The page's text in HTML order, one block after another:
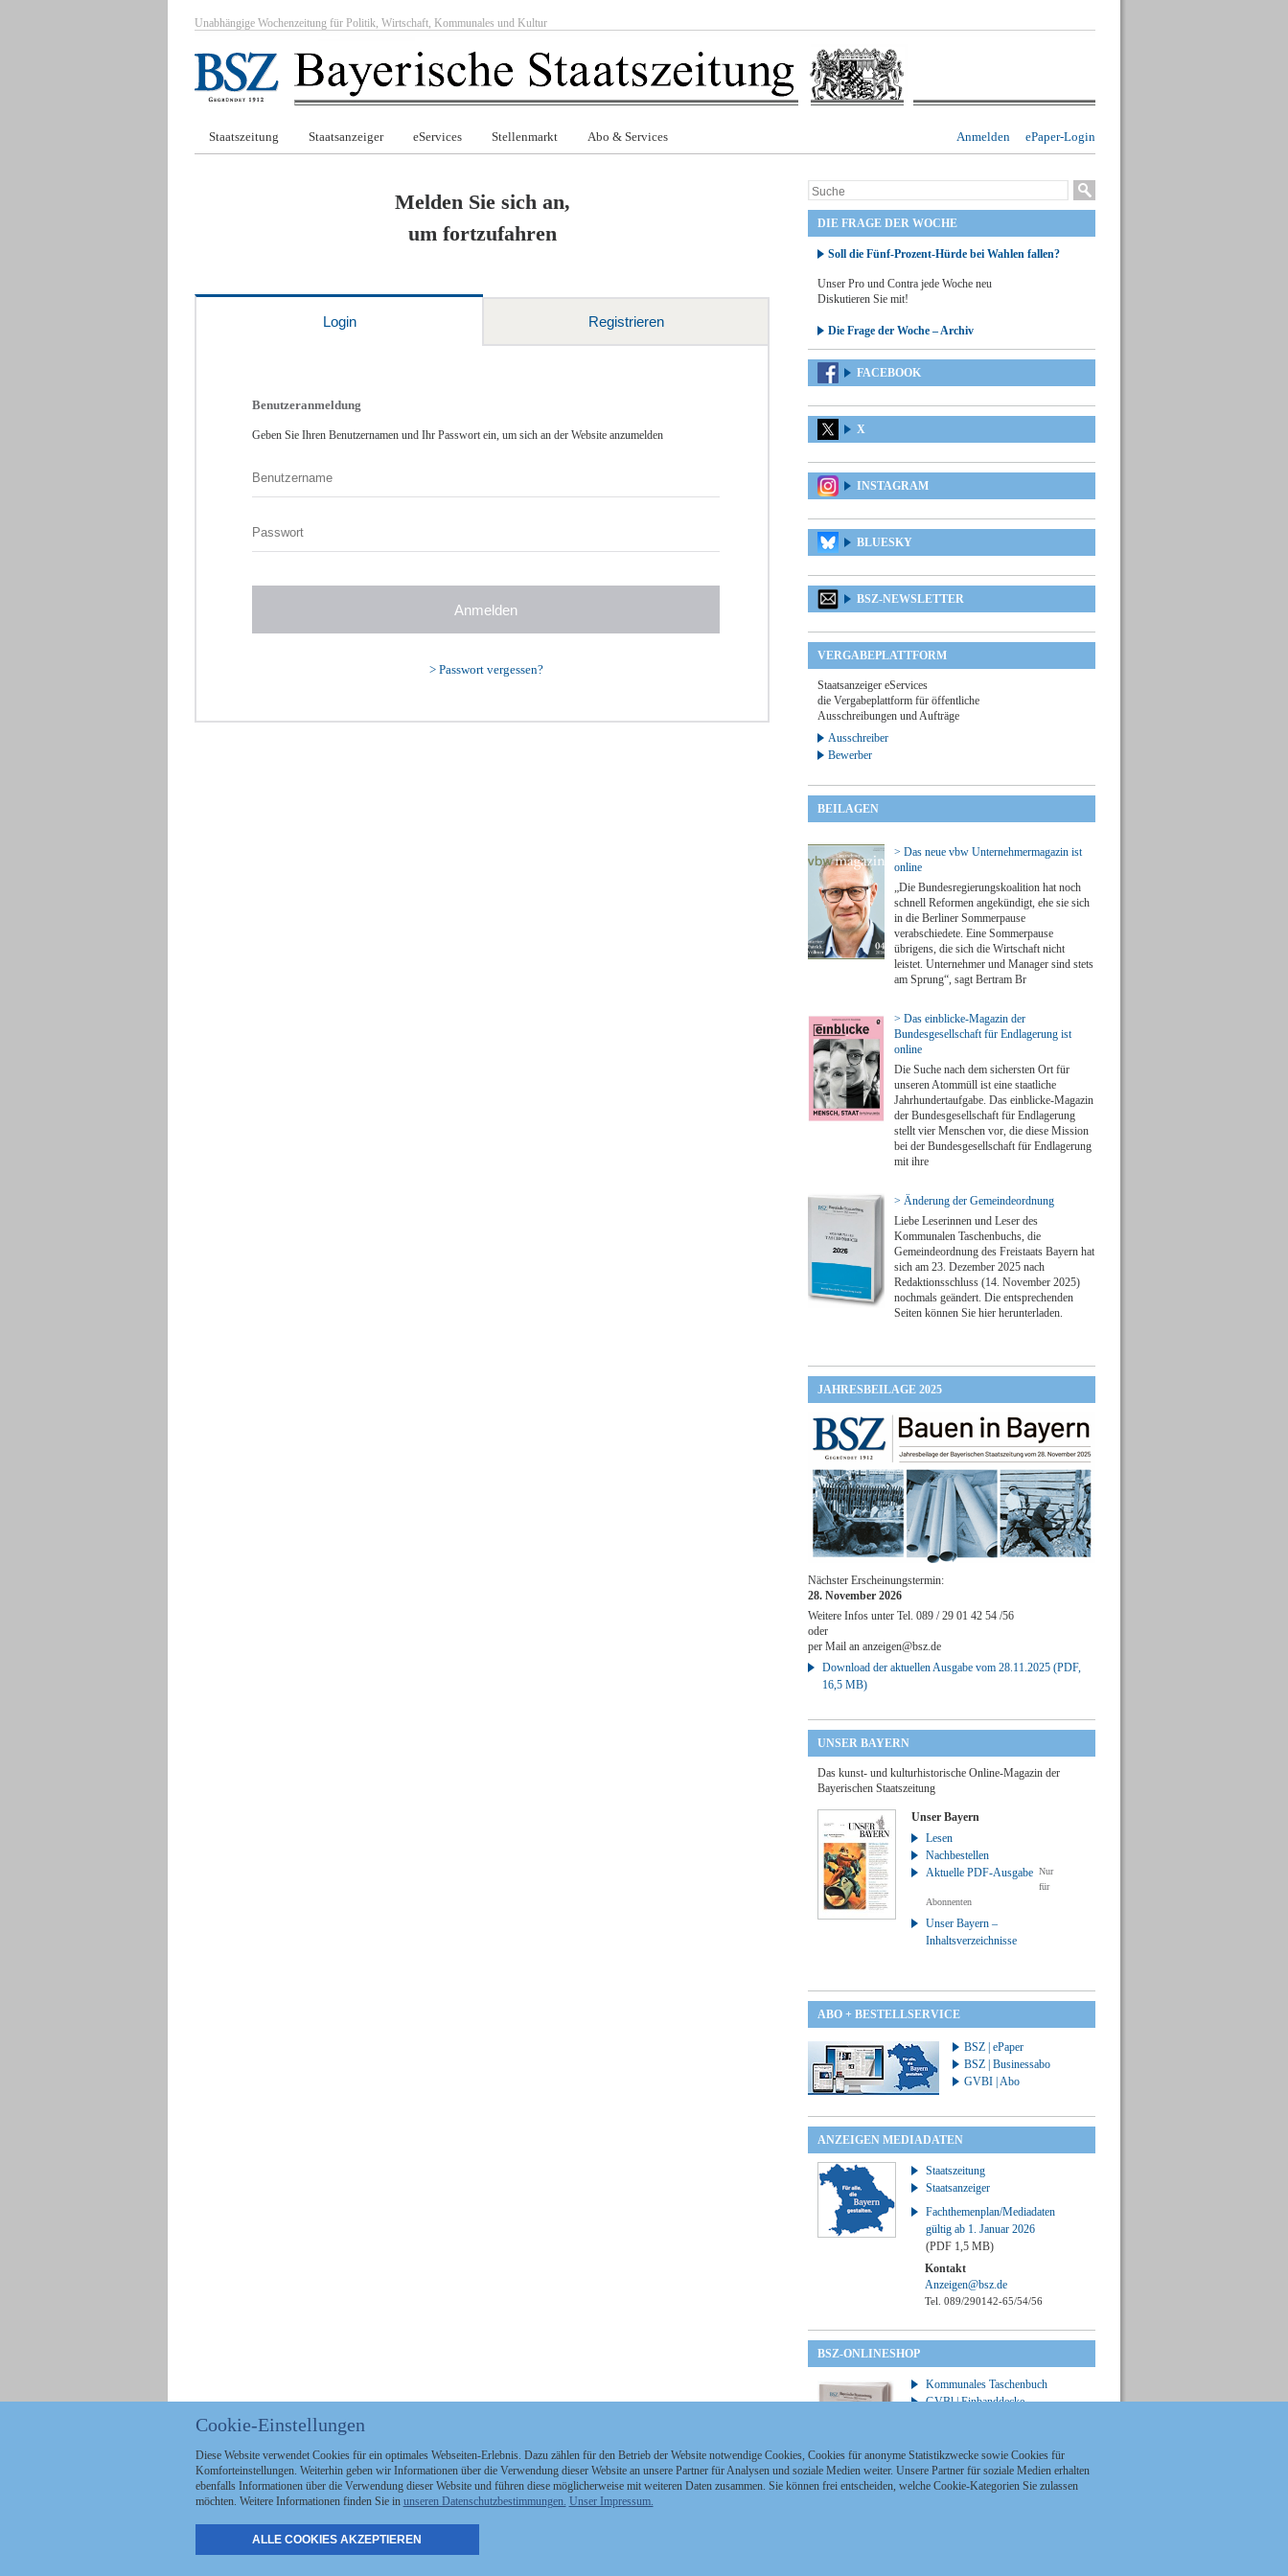
Unabhängige Wochenzeitung für Politik, Wirtschaft, Kommunales und Kultur
ePaper-Login
Anmelden
Staatszeitung Staatsanzeiger eServices Stellenmarkt Abo & Services
Melden Sie sich an,
um fortzufahren
Login Registrieren
Benutzeranmeldung
Geben Sie Ihren Benutzernamen und Ihr Passwort ein, um sich an der Website anzumelden
> Passwort vergessen?
DIE FRAGE DER WOCHE
Soll die Fünf-Prozent-Hürde bei Wahlen fallen?
Unser Pro und Contra jede Woche neu
Diskutieren Sie mit!
Die Frage der Woche – Archiv
FACEBOOK
X
INSTAGRAM
BLUESKY
BSZ-NEWSLETTER
VERGABEPLATTFORM
Staatsanzeiger eServices
die Vergabeplattform für öffentliche
Ausschreibungen und Aufträge
Ausschreiber
Bewerber
BEILAGEN
> Das neue vbw Unternehmermagazin ist
online
„Die Bundesregierungskoalition hat noch
schnell Reformen angekündigt, ehe sie sich
in die Berliner Sommerpause
verabschiedete. Eine Sommerpause
übrigens, die sich die Wirtschaft nicht
leistet. Unternehmer und Manager sind stets
am Sprung“, sagt Bertram Br
> Das einblicke-Magazin der
Bundesgesellschaft für Endlagerung ist
online
Die Suche nach dem sichersten Ort für
unseren Atommüll ist eine staatliche
Jahrhundertaufgabe. Das einblicke-Magazin
der Bundesgesellschaft für Endlagerung
stellt vier Menschen vor, die diese Mission
bei der Bundesgesellschaft für Endlagerung
mit ihre
> Änderung der Gemeindeordnung
Liebe Leserinnen und Leser des
Kommunalen Taschenbuchs, die
Gemeindeordnung des Freistaats Bayern hat
sich am 23. Dezember 2025 nach
Redaktionsschluss (14. November 2025)
nochmals geändert. Die entsprechenden
Seiten können Sie hier herunterladen.
JAHRESBEILAGE 2025
Nächster Erscheinungstermin:
28. November 2026
Weitere Infos unter Tel. 089 / 29 01 42 54 /56
oder
per Mail an anzeigen@bsz.de
Download der aktuellen Ausgabe vom 28.11.2025 (PDF,
16,5 MB)
UNSER BAYERN
Das kunst- und kulturhistorische Online-Magazin der
Bayerischen Staatszeitung
Unser Bayern
Lesen
Nachbestellen
Aktuelle PDF-Ausgabe Nur
für
Abonnenten
Unser Bayern –
Inhaltsverzeichnisse
ABO + BESTELLSERVICE
BSZ | ePaper
BSZ | Businessabo
GVBI | Abo
ANZEIGEN MEDIADATEN
Staatszeitung
Staatsanzeiger
Fachthemenplan/Mediadaten
gültig ab 1. Januar 2026
(PDF 1,5 MB)
Kontakt
Anzeigen@bsz.de
Tel. 089/290142-65/54/56
BSZ-ONLINESHOP
Kommunales Taschenbuch
GVBl | Einbanddecke
Politik
Stellenmarkt
Anzeigen Staatszeitung
Cookie-Einstellungen
Diese Website verwendet Cookies für ein optimales Webseiten-Erlebnis. Dazu zählen für den Betrieb der Website notwendige Cookies, Cookies für anonyme Statistikzwecke sowie Cookies für
Komforteinstellungen. Weiterhin geben wir Informationen über die Verwendung dieser Website an unsere Partner für Analysen und soziale Medien weiter. Unsere Partner für soziale Medien erhalten
ebenfalls Informationen über die Verwendung dieser Website und führen diese möglicherweise mit weiteren Daten zusammen. Sie können frei entscheiden, welche Cookie-Kategorien Sie zulassen
möchten. Weitere Informationen finden Sie in unseren Datenschutzbestimmungen. Unser Impressum.
ALLE COOKIES AKZEPTIEREN